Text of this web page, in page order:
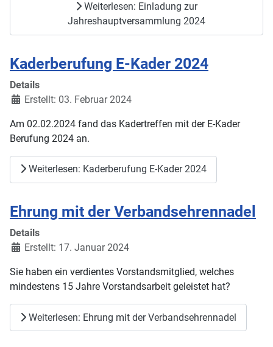
Weiterlesen: Einladung zur
Jahreshauptversammlung 2024
Kaderberufung E-Kader 2024
Details
Erstellt: 03. Februar 2024
Am 02.02.2024 fand das Kadertreffen mit der E-Kader
Berufung 2024 an.
Weiterlesen: Kaderberufung E-Kader 2024
Ehrung mit der Verbandsehrennadel
Details
Erstellt: 17. Januar 2024
Sie haben ein verdientes Vorstandsmitglied, welches
mindestens 15 Jahre Vorstandsarbeit geleistet hat?
Weiterlesen: Ehrung mit der Verbandsehrennadel